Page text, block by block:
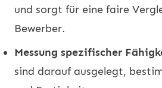
und sorgt für eine faire
Bewerber.
Messung spezifischer
sind darauf ausgelegt,